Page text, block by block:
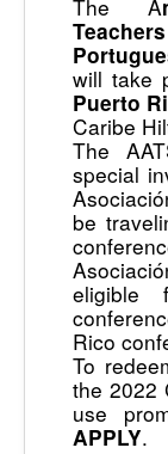
The A
will take
Puerto
Caribe
The
special
be
Rico
To
the 2022
use
APPLY.